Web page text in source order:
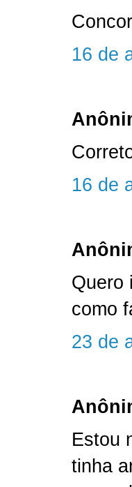
16 de
16 de
Quero
como
23 de
Estou
tinha